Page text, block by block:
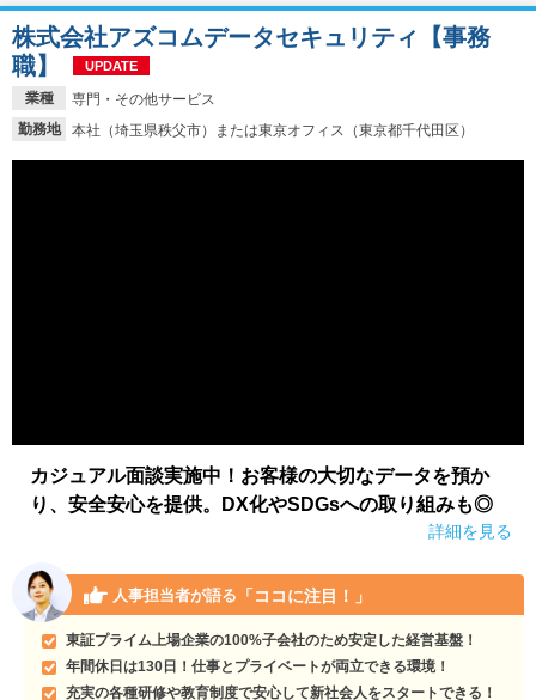
業種
専門・その他サービス
勤務地
本社（埼玉県秩父市）または東京オフィス（東京都千代田区）
株式会社アズコムデータセキュリティ【事務
職】
UPDATE
カジュアル面談実施中！お客様の大切なデータを預か
り、安全安心を提供。DX化やSDGsへの取り組みも◎
詳細を見る
人事担当者が語る 「ココに注目！」
東証プライム上場企業の100%子会社のため安定した経営基盤！
年間休日は130日！仕事とプライベートが両立できる環境！
充実の各種研修や教育制度で安心して新社会人をスタートできる！